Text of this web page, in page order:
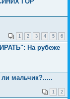
1 2 3 4 5 6
На рубеже
мальчик?.....
1 2